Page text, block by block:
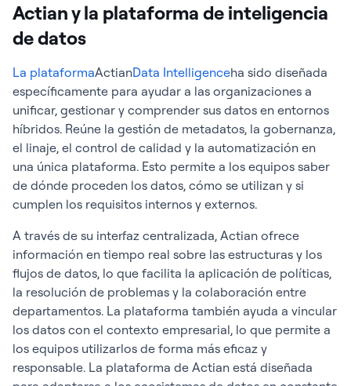
Actian y la plataforma de inteligencia
de datos
La plataformaActianData Intelligenceha sido diseñada
específicamente para ayudar a las organizaciones a
unificar, gestionar y comprender sus datos en entornos
híbridos. Reúne la gestión de metadatos, la gobernanza,
el linaje, el control de calidad y la automatización en
una única plataforma. Esto permite a los equipos saber
de dónde proceden los datos, cómo se utilizan y si
cumplen los requisitos internos y externos.
A través de su interfaz centralizada, Actian ofrece
información en tiempo real sobre las estructuras y los
flujos de datos, lo que facilita la aplicación de políticas,
la resolución de problemas y la colaboración entre
departamentos. La plataforma también ayuda a vincular
los datos con el contexto empresarial, lo que permite a
los equipos utilizarlos de forma más eficaz y
responsable. La plataforma de Actian está diseñada